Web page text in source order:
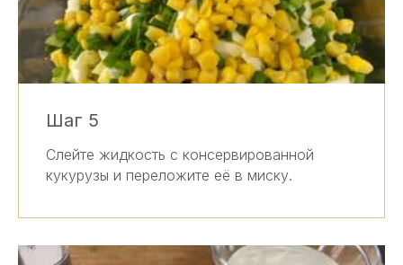
Шаг 5
Слейте жидкость с консервированной
кукурузы и переложите её в миску.